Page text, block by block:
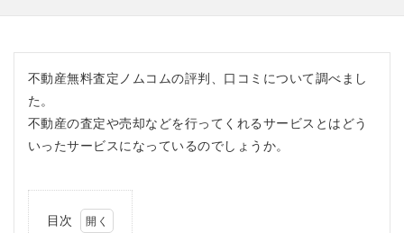
不動産無料査定ノムコムの評判、口コミについて調べまし
た。
不動産の査定や売却などを行ってくれるサービスとはどう
いったサービスになっているのでしょうか。
目次